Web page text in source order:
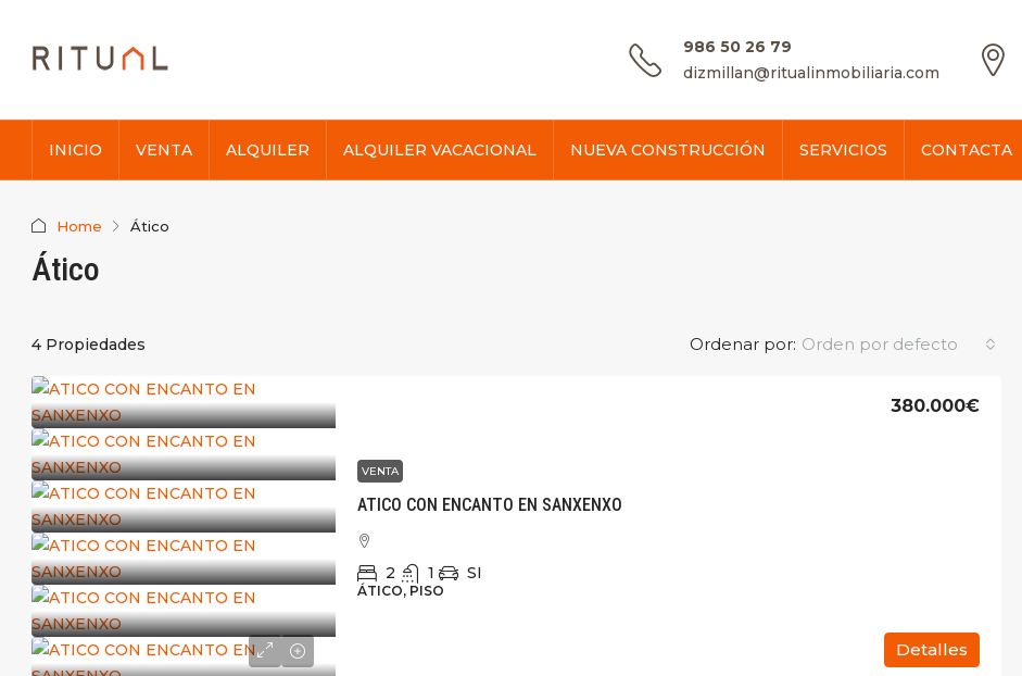
986 50 26 79
dizmillan@ritualinmobiliaria.com
INICIO VENTA ALQUILER ALQUILER VACACIONAL NUEVA CONSTRUCCIÓN SERVICIOS CONTACTA
Home Ático
Ático
4 Propiedades Ordenar por: Orden por defecto
VENTA
ATICO CON ENCANTO EN SANXENXO
380.000€
2 1 SI
ÁTICO, PISO
Detalles